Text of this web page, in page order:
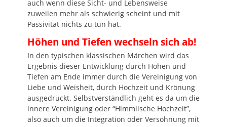
auch wenn diese Sicht- und Lebensweise
zuweilen mehr als schwierig scheint und mit
Passivität nichts zu tun hat.
Höhen und Tiefen wechseln sich ab!
In den typischen klassischen Märchen wird das
Ergebnis dieser Entwicklung durch Höhen und
Tiefen am Ende immer durch die Vereinigung von
Liebe und Weisheit, durch Hochzeit und Krönung
ausgedrückt. Selbstverständlich geht es da um die
innere Vereinigung oder “Himmlische Hochzeit”,
also auch um die Integration oder Versöhnung mit